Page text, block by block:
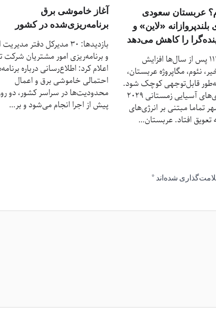
عربستان سعودی
بلندپروازانه «لاین» و
را کاهش می‌دهد
بازدیدها: 112 پس از سال‌ها افزایش
نئوم، مگاپروژه عربستان،
قابل‌توجهی کوچک شود.
برگزاری بازی‌های آسیایی زمستانی ۲۰۲۹
تماما مبتنی بر انرژی‌های
تعویق افتاد. عربستان…
آغاز خاموشی برق
برنامه‌ریزی‌شده در کشور
بازدیدها: 30 مدیرکل دفتر
و برنامه‌ریزی امور مشتریان شرکت
اعلام کرد: اطلاع‌رسانی درباره
احتمالی خاموشی برق و اعمال
محدودیت‌ها در سراسر کشور، دو
پیش از اجرا انجام می‌شود و بر…
شده‌اند *